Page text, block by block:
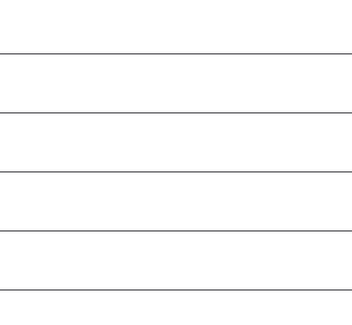
Województwo kujawsko-
Województwo świętokrzyskie
Județul Argeș
Белгородская область